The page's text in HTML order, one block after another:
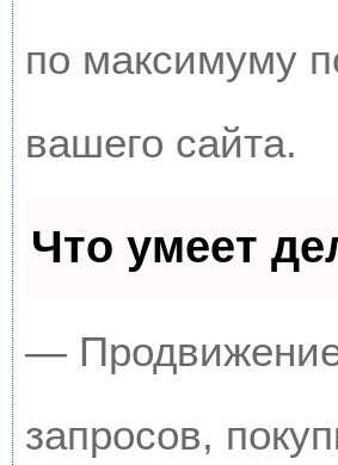
по максимуму
вашего сайта.
Что умеет
— Продвижение
запросов,